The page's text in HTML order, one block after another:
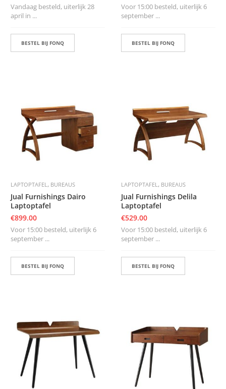
Vandaag besteld, uiterlijk 28
april in ...
BESTEL BIJ FONQ
Voor 15:00 besteld, uiterlijk 6
september ...
BESTEL BIJ FONQ
LAPTOPTAFEL, BUREAUS
Jual Furnishings Dairo
Laptoptafel
€899.00
Voor 15:00 besteld, uiterlijk 6
september ...
BESTEL BIJ FONQ
LAPTOPTAFEL, BUREAUS
Jual Furnishings Delila
Laptoptafel
€529.00
Voor 15:00 besteld, uiterlijk 6
september ...
BESTEL BIJ FONQ